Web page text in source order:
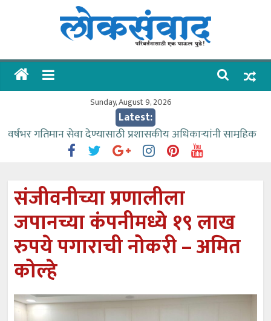
लोकसंवाद
ताज्या
Sunday, August 9, 2026
Latest:
वर्षभर गतिमान सेवा देण्यासाठी प्रशासकीय अधिकाऱ्यांनी सामुहिक
प्रयत्न करावे – आमदार काळे
काळे
आत्मामालिक गुरूकूलाचे २२८ विद्यार्थी शिष्यवृत्तीस पात्र
ईच्छा आणि मेहनतीच्या बळावर यश मिळवता येते – शिवप्रसाद
पंडोरे
आमदार आशुतोष काळे यांचा वाढदिवस विविध सामाजिक
उपक्रमांनी साजरा
संजीवनीच्या प्रणालीला
जपानच्या कंपनीमध्ये १९ लाख
रुपये पगाराची नोकरी – अमित
कोल्हे